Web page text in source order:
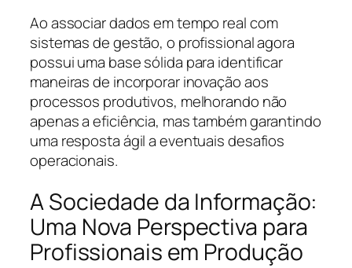
Ao associar dados em tempo real com
sistemas de gestão, o profissional agora
possui uma base sólida para identificar
maneiras de incorporar inovação aos
processos produtivos, melhorando não
apenas a eficiência, mas também garantindo
uma resposta ágil a eventuais desafios
operacionais.
A Sociedade da Informação:
Uma Nova Perspectiva para
Profissionais em Produção